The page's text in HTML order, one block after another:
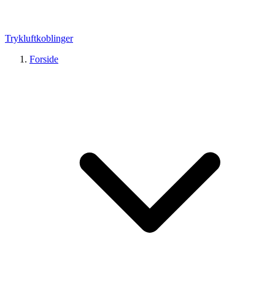
Trykluftkoblinger
Forside